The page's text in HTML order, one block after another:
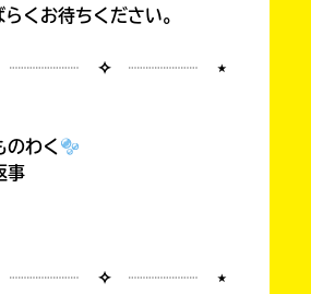
くお待ちください。
┈┈┈┈ ✧ ┈┈┈┈ ⋆
のわく
事
┈┈┈┈ ✧ ┈┈┈┈ ⋆